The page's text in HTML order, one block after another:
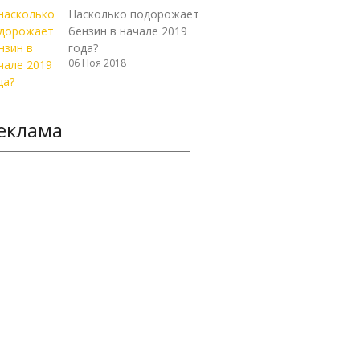
Насколько подорожает
бензин в начале 2019
года?
06 Ноя 2018